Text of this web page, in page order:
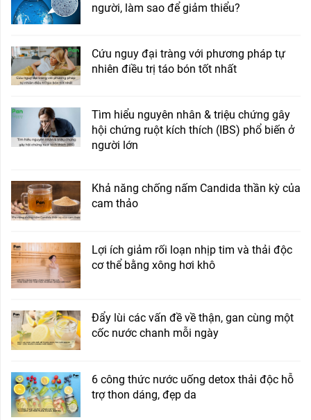
người, làm sao để giảm thiểu?
Cứu nguy đại tràng với phương pháp tự
nhiên điều trị táo bón tốt nhất
Tìm hiểu nguyên nhân & triệu chứng gây
hội chứng ruột kích thích (IBS) phổ biến ở
người lớn
Khả năng chống nấm Candida thần kỳ của
cam thảo
Lợi ích giảm rối loạn nhịp tim và thải độc
cơ thể bằng xông hơi khô
Đẩy lùi các vấn đề về thận, gan cùng một
cốc nước chanh mỗi ngày
6 công thức nước uống detox thải độc hỗ
trợ thon dáng, đẹp da